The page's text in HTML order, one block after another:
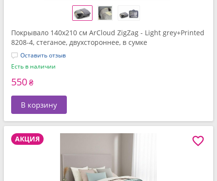
Покрывало 140x210 см ArCloud ZigZag - Light grey+Printed
8208-4, стеганое, двухстороннее, в сумке
Оставить отзыв
Есть в наличии
550₴
В корзину
АКЦИЯ